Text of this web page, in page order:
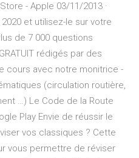
- Apple 03/11/2013 ·
et utilisez-le sur votre
de 7 000 questions
rédigés par des
cours avec notre monitrice -
(circulation routière,
…) Le Code de la Route
Play Envie de réussir le
vos classiques ? Cette
vous permettre de réviser